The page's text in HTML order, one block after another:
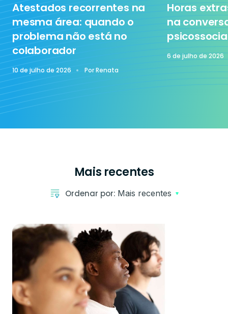
Atestados recorrentes na
mesma área: quando o
problema não está no
colaborador
10 de julho de 2026 PorRenata
Horas
na
6 de julho de 2026
Mais recentes
Ordenar por: Mais recentes